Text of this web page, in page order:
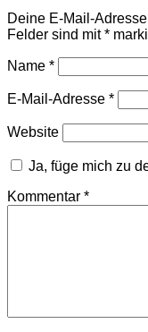
Deine E-Mail-
Felder sind mit*
Name *
E-Mail-Adresse *
Website
Ja, füge mich zu
Kommentar *